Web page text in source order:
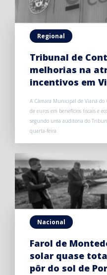
Regional
Tribunal de
melhorias na
incentivos em
A Câmara Municipal de Viana
de euros em benefícios fiscais e
segundo uma auditoria do
quarta-feira.
Nacional
Farol de
solar quase
pôr do sol de